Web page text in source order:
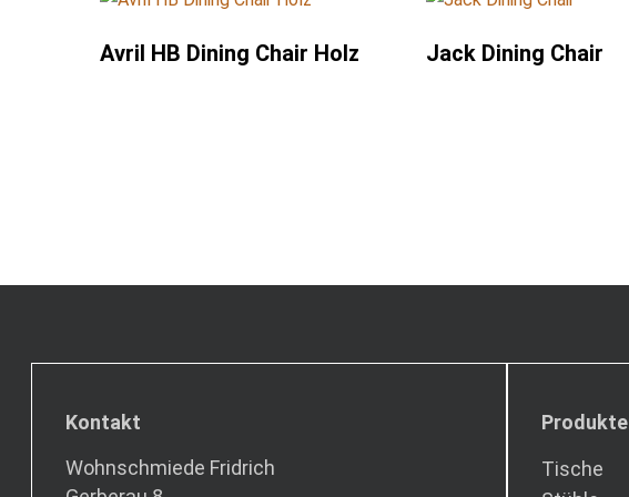
Avril HB Dining Chair Holz Jack Dining Chair
Kontakt
Wohnschmiede Fridrich
Produkte
Tische